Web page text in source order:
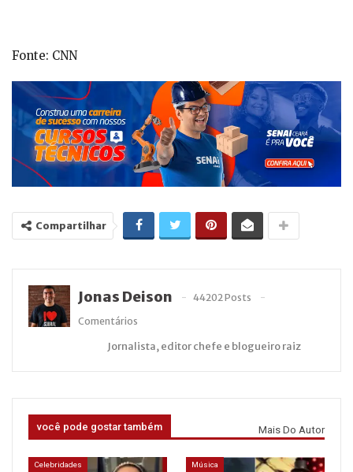
Fonte: CNN
Compartilhar
Jonas Deison
44202 Posts
Comentários
Jornalista, editor chefe e blogueiro raiz
você pode gostar também Mais Do Autor
Celebridades Música